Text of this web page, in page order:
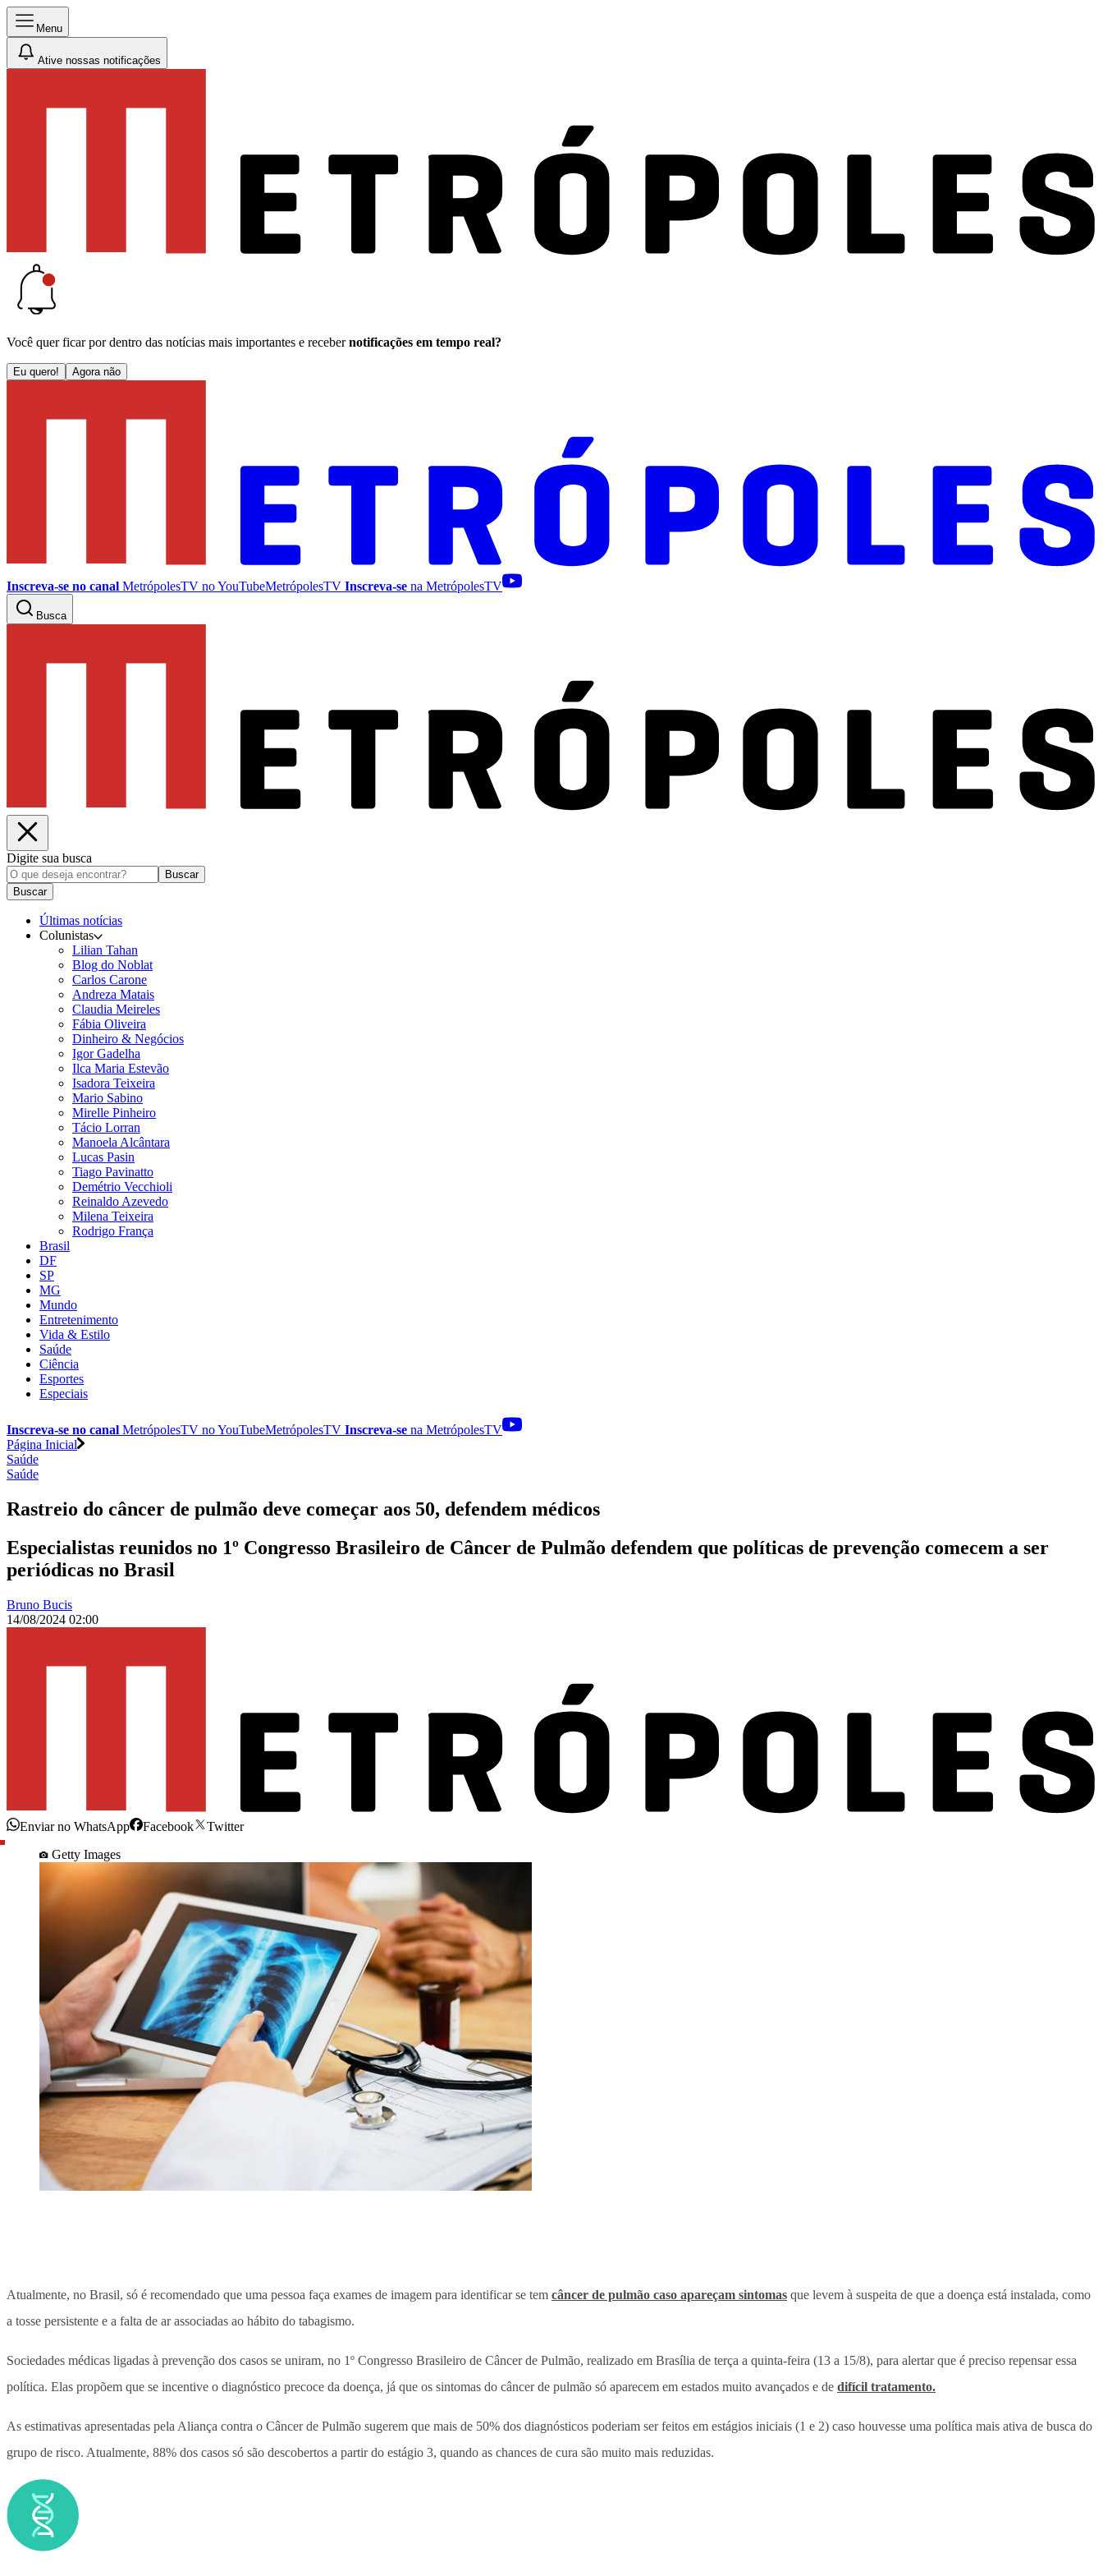
Menu
Ative nossas notificações
Você quer ficar por dentro das notícias mais importantes e receber notificações em tempo real?
Eu quero! Agora não
Inscreva-se no canal MetrópolesTV noYouTubeMetrópolesTV Inscreva-se na MetrópolesTV
Busca
Digite sua busca
Buscar
Buscar
Últimas notícias
Colunistas
Lilian Tahan
Blog do Noblat
Carlos Carone
Andreza Matais
Claudia Meireles
Fábia Oliveira
Dinheiro & Negócios
Igor Gadelha
Ilca Maria Estevão
Isadora Teixeira
Mario Sabino
Mirelle Pinheiro
Tácio Lorran
Manoela Alcântara
Lucas Pasin
Tiago Pavinatto
Demétrio Vecchioli
Reinaldo Azevedo
Milena Teixeira
Rodrigo França
Brasil
DF
SP
MG
Mundo
Entretenimento
Vida & Estilo
Saúde
Ciência
Esportes
Especiais
Inscreva-se no canal MetrópolesTV noYouTubeMetrópolesTV Inscreva-se na MetrópolesTV
Página Inicial
Saúde
Saúde
Rastreio do câncer de pulmão deve começar aos 50, defendem médicos
Especialistas reunidos no 1º Congresso Brasileiro de Câncer de Pulmão defendem que políticas de prevenção comecem a ser
periódicas no Brasil
Bruno Bucis
14/08/2024 02:00
Enviar no WhatsApp Facebook
Twitter
Getty Images
Atualmente, no Brasil, só é recomendado que uma pessoa faça exames de imagem para identificar se tem câncer de pulmão caso apareçam sintomas que levem à suspeita de que a doença está instalada, como
a tosse persistente e a falta de ar associadas ao hábito do tabagismo.
Sociedades médicas ligadas à prevenção dos casos se uniram, no 1º Congresso Brasileiro de Câncer de Pulmão, realizado em Brasília de terça a quinta-feira (13 a 15/8), para alertar que é preciso repensar essa
política. Elas propõem que se incentive o diagnóstico precoce da doença, já que os sintomas do câncer de pulmão só aparecem em estados muito avançados e de difícil tratamento.
As estimativas apresentadas pela Aliança contra o Câncer de Pulmão sugerem que mais de 50% dos diagnósticos poderiam ser feitos em estágios iniciais (1 e 2) caso houvesse uma política mais ativa de busca do
grupo de risco. Atualmente, 88% dos casos só são descobertos a partir do estágio 3, quando as chances de cura são muito mais reduzidas.